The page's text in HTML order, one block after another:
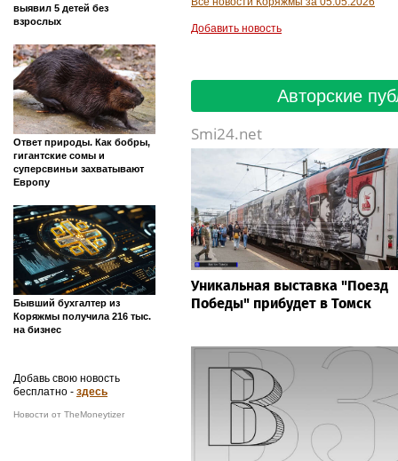
выявил 5 детей без
взрослых
Ответ природы. Как бобры,
гигантские сомы и
суперсвиньи захватывают
Европу
Бывший бухгалтер из
Коряжмы получила 216 тыс.
на бизнес
Добавь свою новость
бесплатно - здесь
Новости от TheMoneytizer
Добавить новость
Авторские
Smi24.net
Уникальная выставка "Поезд
Победы" прибудет в Томск